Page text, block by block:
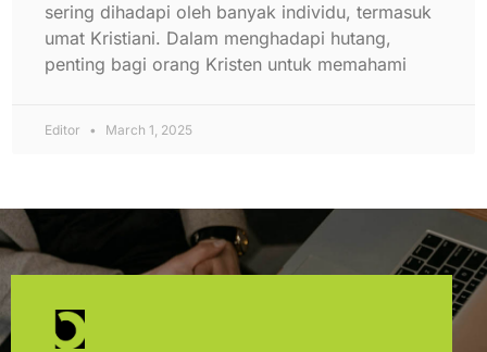
sering dihadapi oleh banyak individu, termasuk
umat Kristiani. Dalam menghadapi hutang,
penting bagi orang Kristen untuk memahami
Editor March 1, 2025